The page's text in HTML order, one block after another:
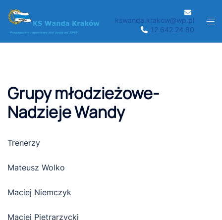
Przejdź
do
treści
kswanda.krakow@wp.pl
12 642 24 80
Grupy młodzieżowe-
Nadzieje Wandy
Trenerzy
Mateusz Wolko
Maciej Niemczyk
Maciej Pietrarzycki